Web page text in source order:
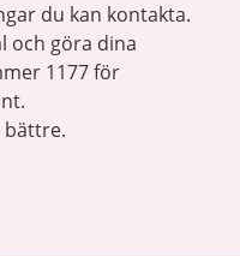
du kan kontakta.
och göra dina
1177 för
bättre.